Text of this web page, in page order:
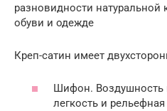
разновидности
обуви и одежде
Креп-сатин имеет
Шифон. Воздушность
легкость и